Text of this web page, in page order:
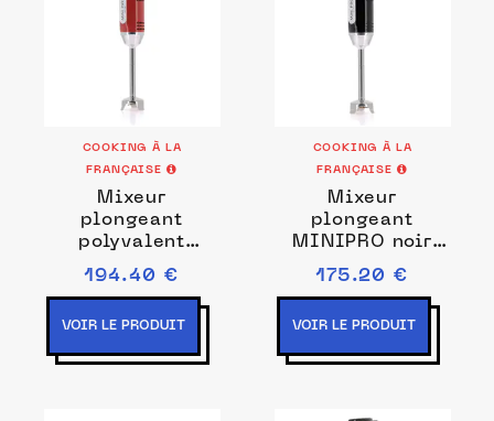
COOKING À LA
FRANÇAISE
Mixeur
plongeant
polyvalent
MINIPRO
framboise /
blanc Prise de
courant EU
194.40 €
VOIR LE PRODUIT
COOKING À LA
FRANÇAISE
Mixeur
plongeant
MINIPRO noir
Couleurs Noir
175.20 €
VOIR LE PRODUIT